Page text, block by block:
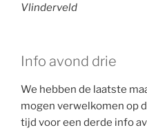
Vlinderveld
Info avond drie
We hebben de laatste
mogen verwelkomen op
tijd voor een derde info